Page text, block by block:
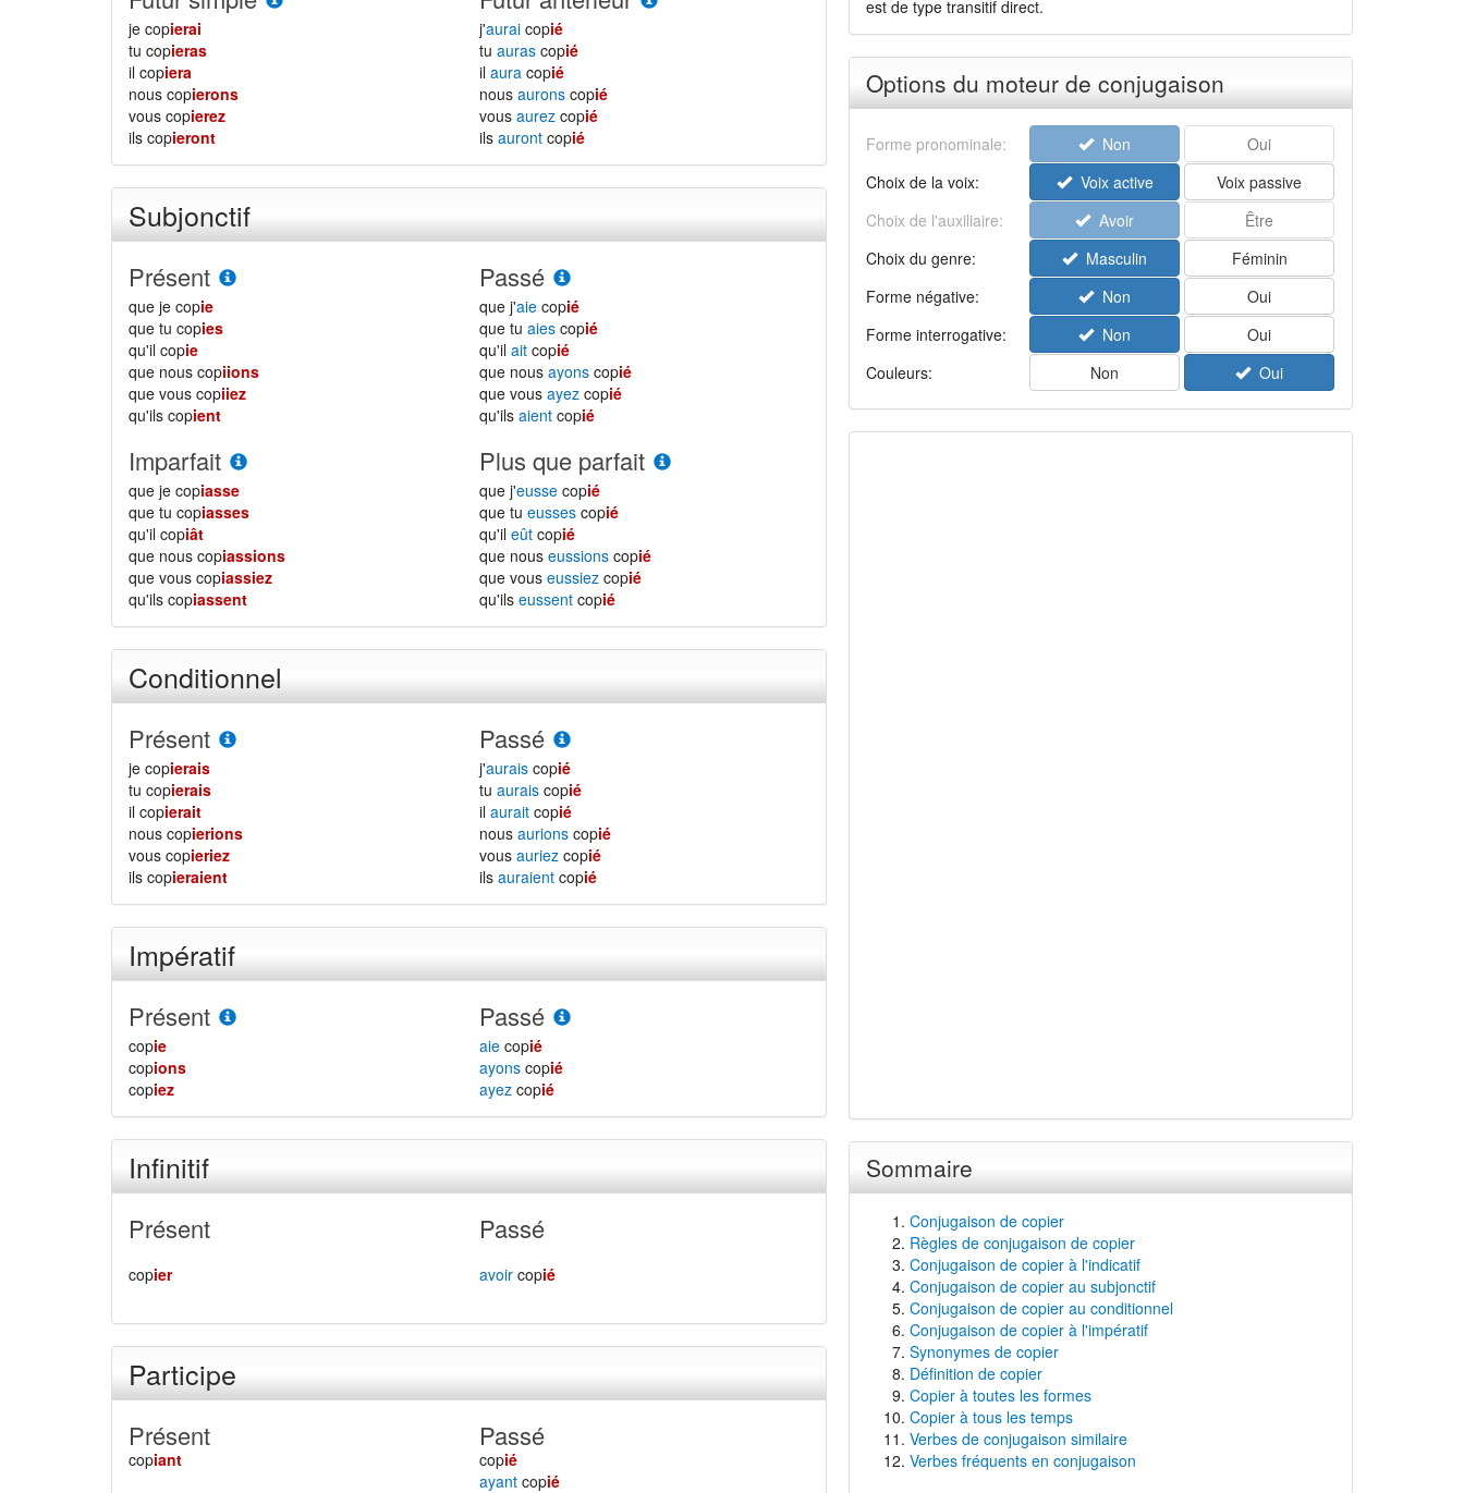
je copierai
tu copieras
il copiera
nous copierons
vous copierez
ils copieront
j'aurai copié
tuauras copié
ilaura copié
nousaurons copié
vousaurez copié
ilsauront copié
Subjonctif
Présent
que je copie
que tu copies
qu'il copie
que nous copiions
que vous copiiez
qu'ils copient
Passé
que j'aie copié
que tuaies copié
qu'ilait copié
que nousayons copié
que vousayez copié
qu'ilsaient copié
Imparfait
que je copiasse
que tu copiasses
qu'il copiât
que nous copiassions
que vous copiassiez
qu'ils copiassent
Plus que parfait
que j'eusse copié
que tueusses copié
qu'ileût copié
que nouseussions copié
que vouseussiez copié
qu'ilseussent copié
Conditionnel
Présent
je copierais
tu copierais
il copierait
nous copierions
vous copieriez
ils copieraient
Passé
j'aurais copié
tuaurais copié
ilaurait copié
nousaurions copié
vousauriez copié
ilsauraient copié
Impératif
Présent
copie
copions
copiez
Passé
aie copié
ayons copié
ayez copié
Infinitif
Présent
copier
Passé
avoir copié
Participe
Présent
copiant
Passé
copié
ayant copié
est de type transitif direct.
Options du moteur de conjugaison
Forme pronominale: Non
Oui
Choix de la voix:
Voix active
Voix passive
Choix de l'auxiliaire:
Avoir
Être
Choix du genre:
Masculin
Féminin
Forme négative:
Non
Oui
Forme interrogative:
Non
Oui
Couleurs:
Non Oui
Sommaire
Conjugaison de copier
Règles de conjugaison de copier
Conjugaison de copier à l'indicatif
Conjugaison de copier au subjonctif
Conjugaison de copier au conditionnel
Conjugaison de copier à l'impératif
Synonymes de copier
Définition de copier
Copier à toutes les formes
Copier à tous les temps
Verbes de conjugaison similaire
Verbes fréquents en conjugaison